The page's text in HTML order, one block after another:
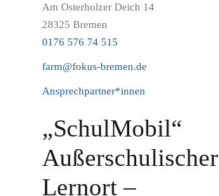
Am Osterholzer Deich 14
28325 Bremen
0176 576 74 515
farm@fokus-bremen.de
Ansprechpartner*innen
„SchulMobil“
Außerschulischer
Lernort –